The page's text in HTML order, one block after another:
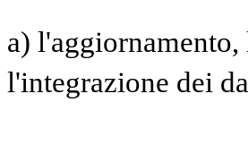
a)
l'integrazione dei